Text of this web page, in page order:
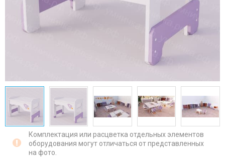
Комплектация или расцветка отдельных элементов
оборудования могут отличаться от представленных
на фото.